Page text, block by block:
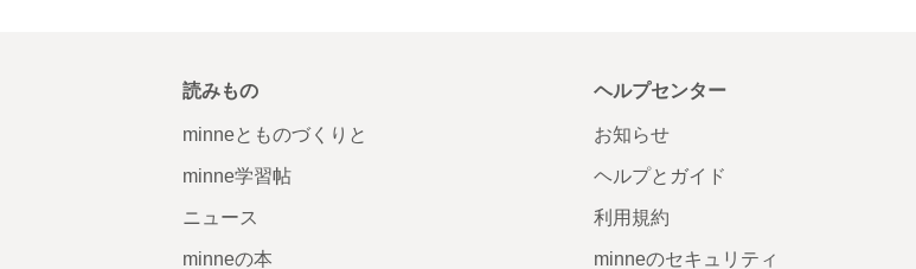
読みもの
minneとものづくりと
minne学習帖
ニュース
minneの本
ヘルプセンター
お知らせ
ヘルプとガイド
利用規約
minneのセキュリティ